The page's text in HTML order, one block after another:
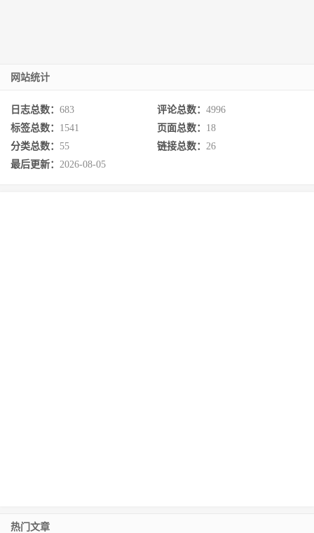
网站统计
日志总数： 683 评论总数： 4996
标签总数： 1541 页面总数： 18
分类总数： 55 链接总数： 26
最后更新： 2026-08-05
热门文章